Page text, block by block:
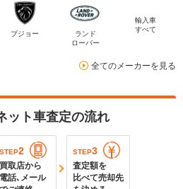
プジョー
ランド
ローバー
輸入車
すべて
全てのメーカーを見る
ット車査定の流れ
STEP2
買取店から
電話､メール
STEP3
査定額を
比べて売却先